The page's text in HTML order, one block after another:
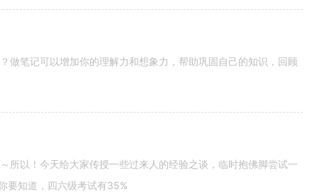
做笔记可以增加你的理解力和想象力，帮助巩固自己的知识，回顾
所以！今天给大家传授一些过来人的经验之谈，临时抱佛脚尝试一
要知道，四六级考试有35%